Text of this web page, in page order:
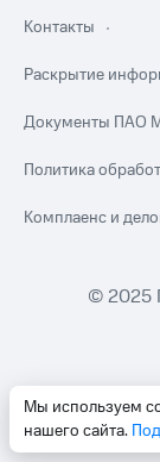
Мы используем
нашего сайта.
Контакты
Раскрытие
Документы ПАО
Политика
Комплаенс и
© 2025